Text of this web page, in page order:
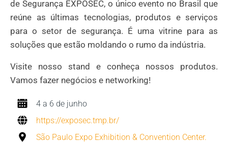
de Segurança EXPOSEC, o único evento no Brasil que
reúne as últimas tecnologias, produtos e serviços
para o setor de segurança. É uma vitrine para as
soluções que estão moldando o rumo da indústria.
Visite nosso stand e conheça nossos produtos.
Vamos fazer negócios e networking!
4 a 6 de junho
https://exposec.tmp.br/
São Paulo Expo Exhibition & Convention Center.